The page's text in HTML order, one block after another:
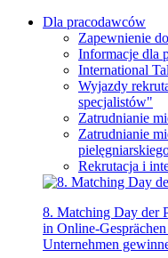
Dla pracodawców
Zapewnienie
Informacje dla
International
Wyjazdy
specjalistów"
Zatrudnianie
Zatrudnianie
Rekrutacja i
8. Matching Day der
in Online-
Unternehmen